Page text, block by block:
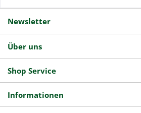
Newsletter
Über uns
Shop Service
Informationen